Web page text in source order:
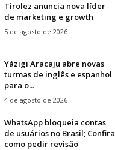
Tirolez anuncia nova líder
de marketing e growth
5 de agosto de 2026
Yázigi Aracaju abre novas
turmas de inglês e espanhol
para o...
4 de agosto de 2026
WhatsApp bloqueia contas
de usuários no Brasil; Confira
como pedir revisão